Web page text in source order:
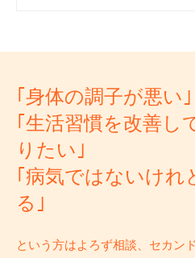
｢身体の調子が悪い｣
｢生活習慣を改善し
りたい｣
｢病気ではないけれ
る｣
という方はよろず相談、セカン